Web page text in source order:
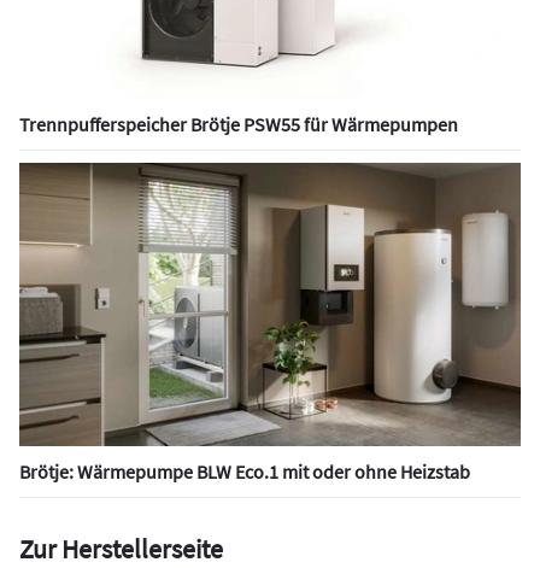
Trennpufferspeicher Brötje PSW55 für Wärmepumpen
Brötje: Wärmepumpe BLW Eco.1 mit oder ohne Heizstab
Zur Herstellerseite